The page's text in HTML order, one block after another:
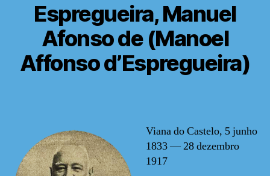
Espregueira, Manuel
Afonso de (Manoel
Affonso d’Espregueira)
Viana do Castelo, 5 junho
1833 — 28 dezembro
1917